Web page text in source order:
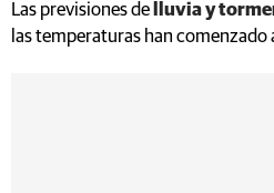
Las previsiones de lluvia y
las temperaturas han comenzado